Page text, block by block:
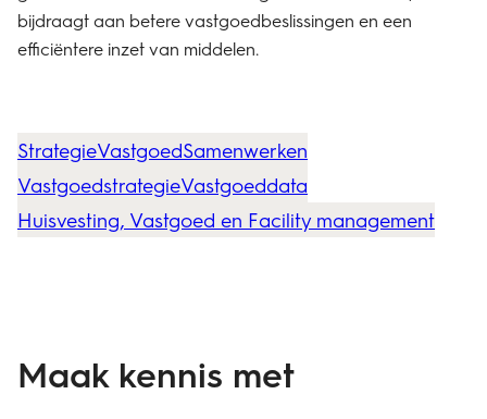
bijdraagt aan betere vastgoedbeslissingen en een
efficiëntere inzet van middelen.
StrategieVastgoedSamenwerken
VastgoedstrategieVastgoeddata
Huisvesting, Vastgoed en Facility management
Maak kennis met